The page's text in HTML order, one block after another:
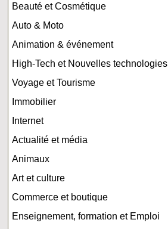
Beauté et Cosmétique
Auto & Moto
Animation & événement
High-Tech et Nouvelles technologies
Voyage et Tourisme
Immobilier
Internet
Actualité et média
Animaux
Art et culture
Commerce et boutique
Enseignement, formation et Emploi